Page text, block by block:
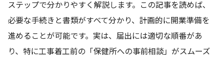
ステップで分かりやすく解説します。この記事を読めば、
必要な手続きと書類がすべて分かり、計画的に開業準備を
進めることが可能です。実は、届出には適切な順番があ
り、特に工事着工前の「保健所への事前相談」がスムーズ